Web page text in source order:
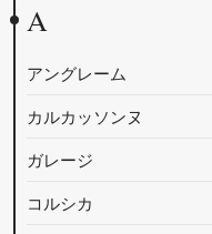
A
アングレーム
カルカッソンヌ
ガレージ
コルシカ